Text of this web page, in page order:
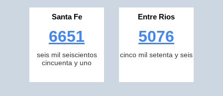
Santa Fe
6651
seis mil seiscientos
cincuenta y uno
Entre Rios
5076
cinco mil setenta y seis